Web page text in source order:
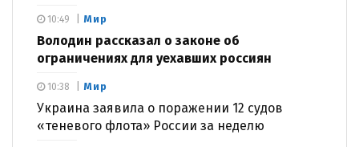
Мир
Володин рассказал о законе об
ограничениях для уехавших россиян
10:49
Мир
Украина заявила о поражении 12 судов
«теневого флота» России за неделю
10:38